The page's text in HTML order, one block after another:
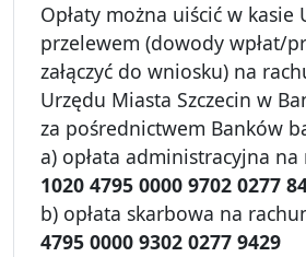
Opłaty można uiścić w kasie
przelewem (dowody wpłat/
załączyć do wniosku) na
Urzędu Miasta Szczecin w
za pośrednictwem Banków
a) opłata administracyjna
1020 4795 0000 9702 0277
b) opłata skarbowa na
4795 0000 9302 0277 9429